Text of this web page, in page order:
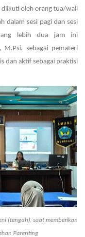
diikuti oleh orang tua/wali
dalam sesi pagi dan sesi
lebih dua jam ini
M.Psi. sebagai pemateri
dan aktif sebagai praktisi
(tengah), saat memberikan
Parenting